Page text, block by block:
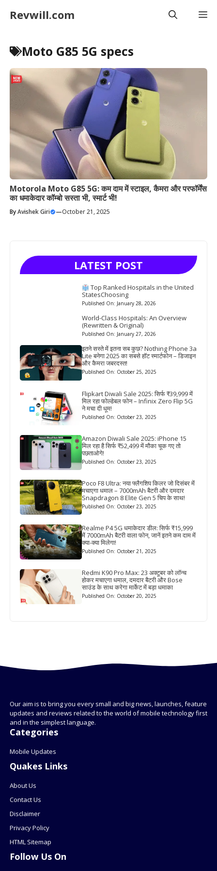
Revwill.com
Moto G85 5G specs
Motorola Moto G85 5G: कम दाम में स्टाइल, कैमरा और परफॉर्मेंस
का धमाकेदार कॉम्बो सस्ता भी, स्मार्ट भी!
ByAvishek Giri —October 21, 2025
LATEST POST
Top Ranked Hospitals in the United
StatesChoosing
Published On: January 28, 2026
World-Class Hospitals: An Overview
(Rewritten & Original)
Published On: January 27, 2026
इतने सस्ते में इतना सब कुछ? Nothing Phone 3a
Lite बनेगा 2025 का सबसे हॉट स्मार्टफोन – डिजाइन
और कैमरा जबरदस्त!
Published On: October 25, 2025
Flipkart Diwali Sale 2025: सिर्फ ₹39,999 में
मिल रहा फोल्डेबल फोन – Infinix Zero Flip 5G
ने मचा दी धूम!
Published On: October 23, 2025
Amazon Diwali Sale 2025: iPhone 15
मिल रहा है सिर्फ ₹52,499 में मौका चूक गए तो
पछताओगे!
Published On: October 23, 2025
Poco F8 Ultra: नया फ्लैगशिप किलर जो दिसंबर में
मचाएगा धमाल – 7000mAh बैटरी और दमदार
Snapdragon 8 Elite Gen 5 चिप के साथ!
Published On: October 23, 2025
Realme P4 5G धमाकेदार डील: सिर्फ ₹15,999
में 7000mAh बैटरी वाला फोन, जानें इतने कम दाम में
क्या-क्या मिलेगा!
Published On: October 21, 2025
Redmi K90 Pro Max: 23 अक्टूबर को लॉन्च
होकर मचाएगा धमाल, दमदार बैटरी और Bose
साउंड के साथ करेगा मार्केट में बड़ा धमाका
Published On: October 20, 2025
Our aim is to bring you every small and big news, launches, feature
updates and reviews related to the world of mobile technology first
and in the simplest language.
Categories
Mobile Updates
Quakes Links
About Us
Contact Us
Disclaimer
Privacy Policy
HTML Sitemap
Follow Us On